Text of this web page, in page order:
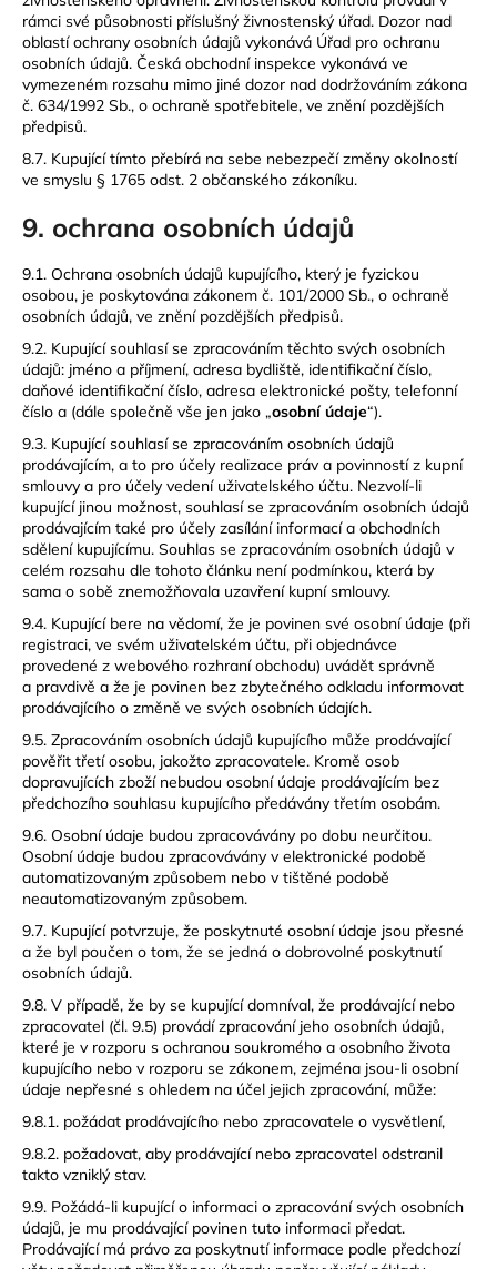
rámci své působnosti příslušný živnostenský úřad. Dozor nad
oblastí ochrany osobních údajů vykonává Úřad pro ochranu
osobních údajů. Česká obchodní inspekce vykonává ve
vymezeném rozsahu mimo jiné dozor nad dodržováním zákona
č. 634/1992 Sb., o ochraně spotřebitele, ve znění pozdějších
předpisů.
8.7. Kupující tímto přebírá na sebe nebezpečí změny okolností
ve smyslu § 1765 odst. 2 občanského zákoníku.
9. ochrana osobních údajů
9.1. Ochrana osobních údajů kupujícího, který je fyzickou
osobou, je poskytována zákonem č. 101/2000 Sb., o ochraně
osobních údajů, ve znění pozdějších předpisů.
9.2. Kupující souhlasí se zpracováním těchto svých osobních
údajů: jméno a příjmení, adresa bydliště, identifikační číslo,
daňové identifikační číslo, adresa elektronické pošty, telefonní
číslo a (dále společně vše jen jako „osobní údaje“).
9.3. Kupující souhlasí se zpracováním osobních údajů
prodávajícím, a to pro účely realizace práv a povinností z kupní
smlouvy a pro účely vedení uživatelského účtu. Nezvolí-li
kupující jinou možnost, souhlasí se zpracováním osobních údajů
prodávajícím také pro účely zasílání informací a obchodních
sdělení kupujícímu. Souhlas se zpracováním osobních údajů v
celém rozsahu dle tohoto článku není podmínkou, která by
sama o sobě znemožňovala uzavření kupní smlouvy.
9.4. Kupující bere na vědomí, že je povinen své osobní údaje (při
registraci, ve svém uživatelském účtu, při objednávce
provedené z webového rozhraní obchodu) uvádět správně
a pravdivě a že je povinen bez zbytečného odkladu informovat
prodávajícího o změně ve svých osobních údajích.
9.5. Zpracováním osobních údajů kupujícího může prodávající
pověřit třetí osobu, jakožto zpracovatele. Kromě osob
dopravujících zboží nebudou osobní údaje prodávajícím bez
předchozího souhlasu kupujícího předávány třetím osobám.
9.6. Osobní údaje budou zpracovávány po dobu neurčitou.
Osobní údaje budou zpracovávány v elektronické podobě
automatizovaným způsobem nebo v tištěné podobě
neautomatizovaným způsobem.
9.7. Kupující potvrzuje, že poskytnuté osobní údaje jsou přesné
a že byl poučen o tom, že se jedná o dobrovolné poskytnutí
osobních údajů.
9.8. V případě, že by se kupující domníval, že prodávající nebo
zpracovatel (čl. 9.5) provádí zpracování jeho osobních údajů,
které je v rozporu s ochranou soukromého a osobního života
kupujícího nebo v rozporu se zákonem, zejména jsou-li osobní
údaje nepřesné s ohledem na účel jejich zpracování, může:
9.8.1. požádat prodávajícího nebo zpracovatele o vysvětlení,
9.8.2. požadovat, aby prodávající nebo zpracovatel odstranil
takto vzniklý stav.
9.9. Požádá-li kupující o informaci o zpracování svých osobních
údajů, je mu prodávající povinen tuto informaci předat.
Prodávající má právo za poskytnutí informace podle předchozí